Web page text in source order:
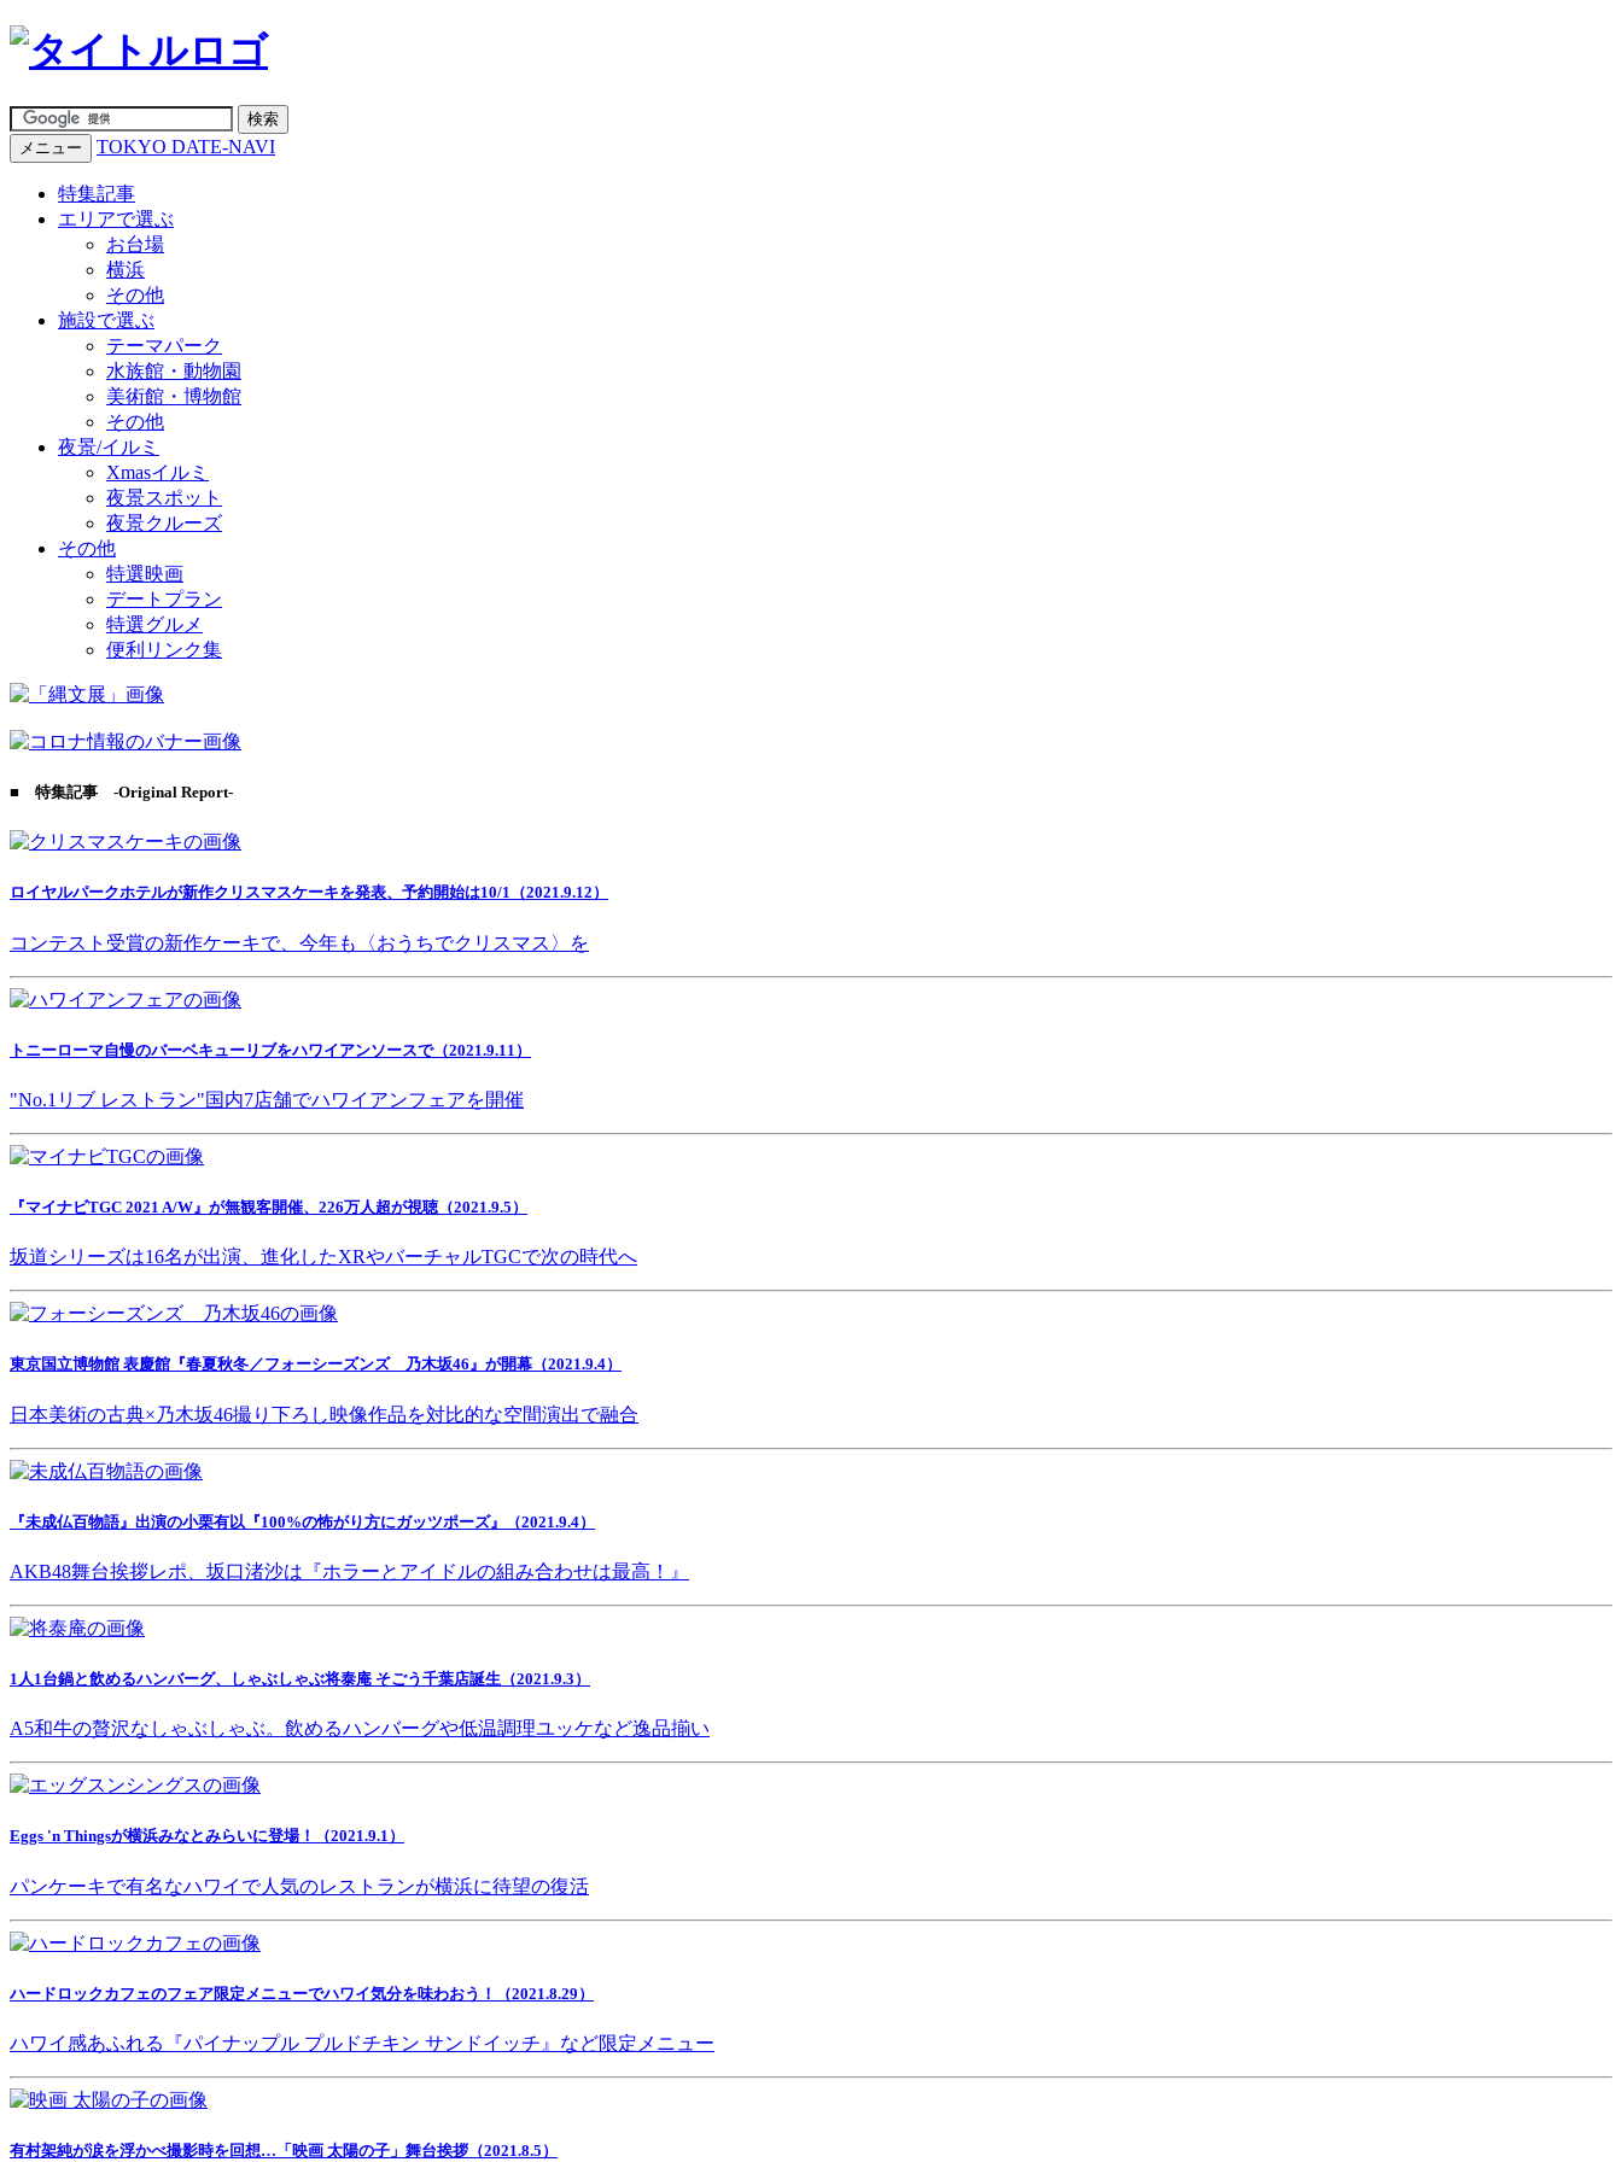
メニュー TOKYO DATE-NAVI
特集記事
エリアで選ぶ
お台場
横浜
その他
施設で選ぶ
テーマパーク
水族館・動物園
美術館・博物館
その他
夜景/イルミ
Xmasイルミ
夜景スポット
夜景クルーズ
その他
特選映画
デートプラン
特選グルメ
便利リンク集
■ 特集記事 -Original Report-
ロイヤルパークホテルが新作クリスマスケーキを発表、予約開始は10/1（2021.9.12）
コンテスト受賞の新作ケーキで、今年も〈おうちでクリスマス〉を
トニーローマ自慢のバーベキューリブをハワイアンソースで（2021.9.11）
"No.1リブ レストラン"国内7店舗でハワイアンフェアを開催
『マイナビTGC 2021 A/W』が無観客開催、226万人超が視聴（2021.9.5）
坂道シリーズは16名が出演、進化したXRやバーチャルTGCで次の時代へ
東京国立博物館 表慶館『春夏秋冬／フォーシーズンズ 乃木坂46』が開幕（2021.9.4）
日本美術の古典×乃木坂46撮り下ろし映像作品を対比的な空間演出で融合
『未成仏百物語』出演の小栗有以『100%の怖がり方にガッツポーズ』（2021.9.4）
AKB48舞台挨拶レポ、坂口渚沙は『ホラーとアイドルの組み合わせは最高！』
1人1台鍋と飲めるハンバーグ、しゃぶしゃぶ将泰庵 そごう千葉店誕生（2021.9.3）
A5和牛の贅沢なしゃぶしゃぶ。飲めるハンバーグや低温調理ユッケなど逸品揃い
Eggs 'n Thingsが横浜みなとみらいに登場！（2021.9.1）
パンケーキで有名なハワイで人気のレストランが横浜に待望の復活
ハードロックカフェのフェア限定メニューでハワイ気分を味わおう！（2021.8.29）
ハワイ感あふれる『パイナップル プルドチキン サンドイッチ』など限定メニュー
有村架純が涙を浮かべ撮影時を回想…「映画 太陽の子」舞台挨拶（2021.8.5）